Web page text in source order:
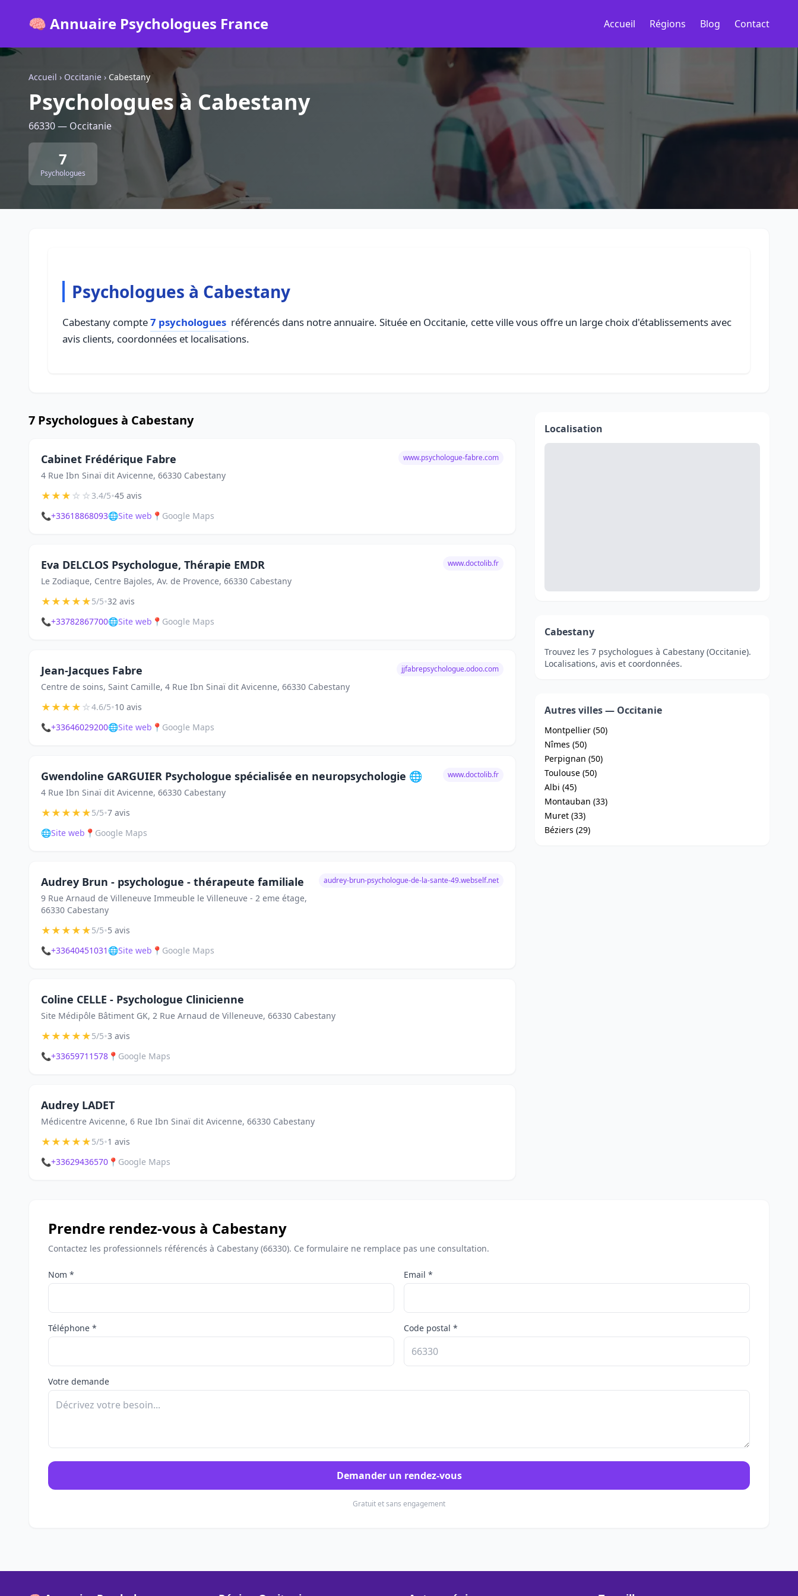
🧠 Annuaire Psychologues France Accueil Régions Blog Contact
Accueil › Occitanie › Cabestany
Psychologues à Cabestany
66330 — Occitanie
7
Psychologues
Psychologues à Cabestany
Cabestany compte7 psychologues référencés dans notre annuaire. Située en Occitanie, cette ville vous offre un large choix d'établissements avec
avis clients, coordonnées et localisations.
7 Psychologues à Cabestany
Cabinet Frédérique Fabre
4 Rue Ibn Sinaï dit Avicenne, 66330 Cabestany
www.psychologue-fabre.com
★★★☆☆3.4/5•45 avis
📞+33618868093🌐Site web 📍 Google Maps
Eva DELCLOS Psychologue, Thérapie EMDR
Le Zodiaque, Centre Bajoles, Av. de Provence, 66330 Cabestany
www.doctolib.fr
★★★★★5/5•32 avis
📞+33782867700🌐Site web 📍 Google Maps
Jean-Jacques Fabre
Centre de soins, Saint Camille, 4 Rue Ibn Sinaï dit Avicenne, 66330 Cabestany
jjfabrepsychologue.odoo.com
★★★★☆4.6/5•10 avis
📞+33646029200🌐Site web 📍 Google Maps
Gwendoline GARGUIER Psychologue spécialisée en neuropsychologie 🌐
4 Rue Ibn Sinaï dit Avicenne, 66330 Cabestany
www.doctolib.fr
★★★★★5/5•7 avis
🌐Site web 📍 Google Maps
Audrey Brun - psychologue - thérapeute familiale
9 Rue Arnaud de Villeneuve Immeuble le Villeneuve - 2 eme étage,
66330 Cabestany
audrey-brun-psychologue-de-la-sante-49.webself.net
★★★★★5/5•5 avis
📞+33640451031 🌐Site web 📍 Google Maps
Coline CELLE - Psychologue Clinicienne
Site Médipôle Bâtiment GK, 2 Rue Arnaud de Villeneuve, 66330 Cabestany
★★★★★5/5•3 avis
📞+33659711578 📍 Google Maps
Audrey LADET
Médicentre Avicenne, 6 Rue Ibn Sinaï dit Avicenne, 66330 Cabestany
★★★★★5/5•1 avis
📞+33629436570 📍 Google Maps
Localisation
Cabestany
Trouvez les 7 psychologues à Cabestany (Occitanie).
Localisations, avis et coordonnées.
Autres villes — Occitanie
Montpellier (50)
Nîmes (50)
Perpignan (50)
Toulouse (50)
Albi (45)
Montauban (33)
Muret (33)
Béziers (29)
Prendre rendez-vous à Cabestany
Contactez les professionnels référencés à Cabestany (66330). Ce formulaire ne remplace pas une consultation.
Nom * Email *
Téléphone * Code postal *
Votre demande
Demander un rendez-vous
Gratuit et sans engagement